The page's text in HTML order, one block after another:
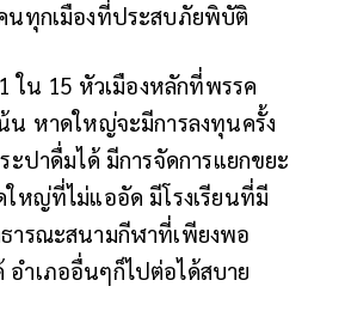
นทุกเมืองที่ประสบภัยพิบัติ
ใน 15 หัวเมืองหลักที่พรรค
น หาดใหญ่จะมีการลงทุนครั้ง
ปาดื่มได้ มีการจัดการแยกขยะ
ใหญ่ที่ไม่แออัด มีโรงเรียนที่มี
ารณะสนามกีฬาที่เพียงพอ
ำเภออื่นๆก็ไปต่อได้สบาย